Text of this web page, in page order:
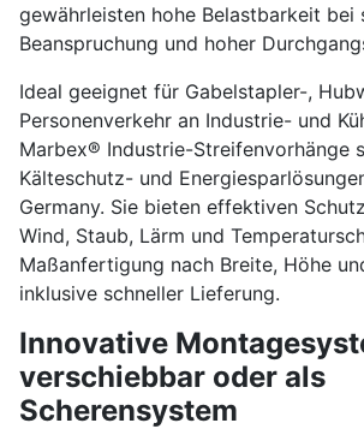
gewährleisten hohe Belastbarkeit bei
Beanspruchung und hoher
Ideal geeignet für Gabelstapler-,
Personenverkehr an Industrie- und
Marbex® Industrie-Streifenvorhänge
Kälteschutz- und
Germany. Sie bieten effektiven
Wind, Staub, Lärm und
Maßanfertigung nach Breite, Höhe
inklusive schneller Lieferung.
Innovative
verschiebbar oder als
Scherensystem